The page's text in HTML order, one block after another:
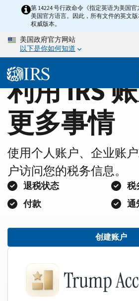
content
Home第 14224 号行政命令《指定英语为美国
美国官方语言。因此，所有文件的英文
权威版本。
美国政府官方网站
以下是你如何知道
利用 IRS
更多事情
使用个人账户、企业账
户访问您的税务信息。
退税状态
税
付款
通
创建账户